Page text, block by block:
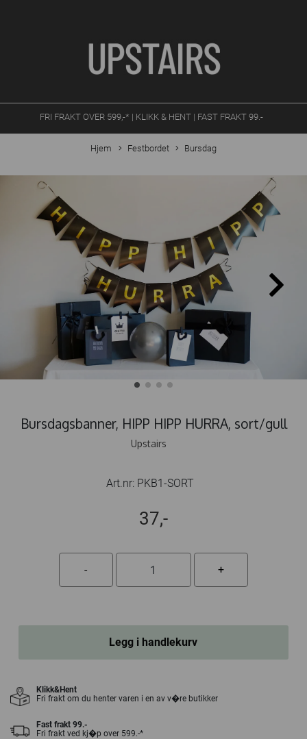
FRI FRAKT OVER 599,-* | KLIKK & HENT | FAST FRAKT 99.-
Hjem Festbordet Bursdag
Bursdagsbanner, HIPP HIPP HURRA, sort/gull
Upstairs
Art.nr: PKB1-SORT
37,-
Legg i handlekurv
Klikk&Hent
Fri frakt om du henter varen i en av v�re butikker
Fast frakt 99.-
Fri frakt ved kj�p over 599.-*